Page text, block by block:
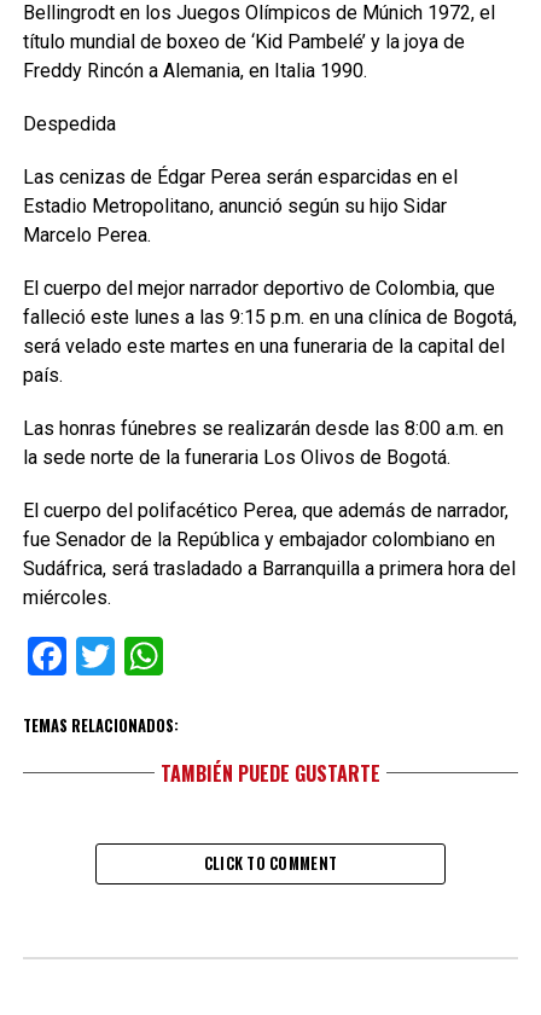
Bellingrodt en los Juegos Olímpicos de Múnich 1972, el
título mundial de boxeo de ‘Kid Pambelé’ y la joya de
Freddy Rincón a Alemania, en Italia 1990.
Despedida
Las cenizas de Édgar Perea serán esparcidas en el
Estadio Metropolitano, anunció según su hijo Sidar
Marcelo Perea.
El cuerpo del mejor narrador deportivo de Colombia, que
falleció este lunes a las 9:15 p.m. en una clínica de Bogotá,
será velado este martes en una funeraria de la capital del
país.
Las honras fúnebres se realizarán desde las 8:00 a.m. en
la sede norte de la funeraria Los Olivos de Bogotá.
El cuerpo del polifacético Perea, que además de narrador,
fue Senador de la República y embajador colombiano en
Sudáfrica, será trasladado a Barranquilla a primera hora del
miércoles.
Facebook
TwitterWhatsApp
TEMAS RELACIONADOS:
TAMBIÉN PUEDE GUSTARTE
CLICK TO COMMENT